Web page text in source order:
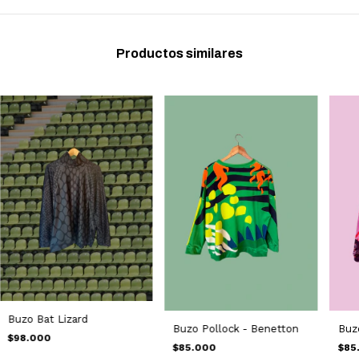
Productos similares
Buzo Bat Lizard
$98.000
Buzo Pollock - Benetton
$85.000